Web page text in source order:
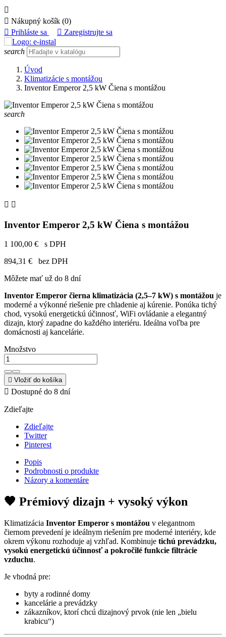

 Nákupný košík (0)
 Prihláste sa  Zaregistrujte sa
search
Úvod
Klimatizácie s montážou
Inventor Emperor 2,5 kW Čiena s montážou
search
 
Inventor Emperor 2,5 kW Čiena s montážou
1 100,00 €
s DPH
894,31 €
bez DPH
Môžete mať už do 8 dní
Inventor Emperor čierna klimatizácia (2,5–7 kW) s montážou je
moderné a výkonné riešenie pre chladenie aj kúrenie. Ponúka tichý
chod, vysokú energetickú účinnosť, WiFi ovládanie a elegantný
dizajn, ktorý zapadne do každého interiéru. Ideálna voľba pre
domácnosti aj kancelárie.
Množstvo
 Vložiť do košíka
 Dostupné do 8 dní
Zdieľajte
Zdieľajte
Twitter
Pinterest
Popis
Podrobnosti o produkte
Názory a komentáre
🖤 Prémiový dizajn + vysoký výkon
Klimatizácia Inventor Emperor s montážou v elegantnom
čiernom prevedení je ideálnym riešením pre moderné interiéry, kde
okrem výkonu rozhoduje aj vzhľad. Kombinuje tichú prevádzku,
vysokú energetickú účinnosť a pokročilé funkcie filtrácie
vzduchu.
Je vhodná pre:
byty a rodinné domy
kancelárie a prevádzky
zákazníkov, ktorí chcú dizajnový prvok (nie len „bielu
krabicu“)